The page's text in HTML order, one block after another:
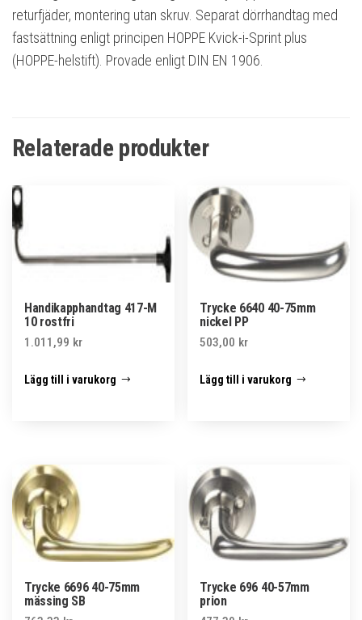
returfjäder, montering utan skruv. Separat dörrhandtag med
fastsättning enligt principen HOPPE Kvick-i-Sprint plus
(HOPPE-helstift). Provade enligt DIN EN 1906.
Relaterade produkter
Handikapphandtag 417-M
10 rostfri
1.011,99 kr
Lägg till i varukorg
Trycke 6640 40-75mm
nickel PP
503,00 kr
Lägg till i varukorg
Trycke 6696 40-75mm
mässing SB
Trycke 696 40-57mm
prion